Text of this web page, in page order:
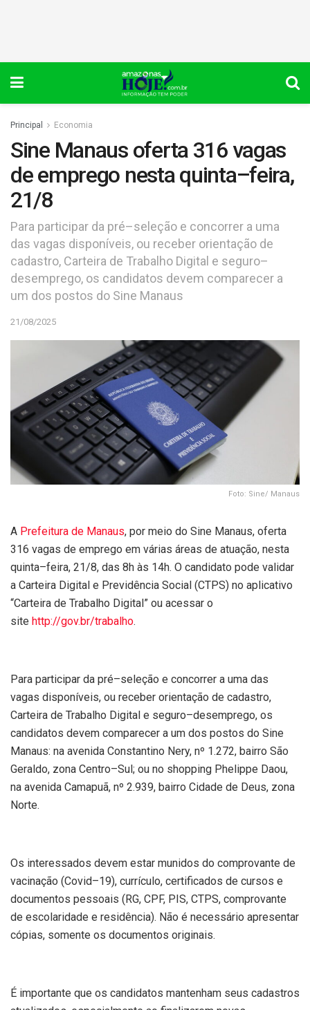
Principal Economia
Sine Manaus oferta 316 vagas
de emprego nesta quinta–feira,
21/8
Para participar da pré–seleção e concorrer a uma
das vagas disponíveis, ou receber orientação de
cadastro, Carteira de Trabalho Digital e seguro–
desemprego, os candidatos devem comparecer a
um dos postos do Sine Manaus
21/08/2025
Foto: Sine/ Manaus
A Prefeitura de Manaus, por meio do Sine Manaus, oferta
316 vagas de emprego em várias áreas de atuação, nesta
quinta–feira, 21/8, das 8h às 14h. O candidato pode validar
a Carteira Digital e Previdência Social (CTPS) no aplicativo
“Carteira de Trabalho Digital” ou acessar o
site http://gov.br/trabalho.
Para participar da pré–seleção e concorrer a uma das
vagas disponíveis, ou receber orientação de cadastro,
Carteira de Trabalho Digital e seguro–desemprego, os
candidatos devem comparecer a um dos postos do Sine
Manaus: na avenida Constantino Nery, nº 1.272, bairro São
Geraldo, zona Centro–Sul; ou no shopping Phelippe Daou,
na avenida Camapuã, nº 2.939, bairro Cidade de Deus, zona
Norte.
Os interessados devem estar munidos do comprovante de
vacinação (Covid–19), currículo, certificados de cursos e
documentos pessoais (RG, CPF, PIS, CTPS, comprovante
de escolaridade e residência). Não é necessário apresentar
cópias, somente os documentos originais.
É importante que os candidatos mantenham seus cadastros